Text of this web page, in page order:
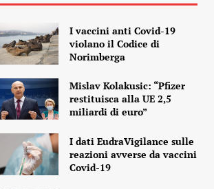
I vaccini anti Covid-19
violano il Codice di
Norimberga
Mislav Kolakusic: “Pfizer
restituisca alla UE 2,5
miliardi di euro”
I dati EudraVigilance sulle
reazioni avverse da vaccini
Covid-19